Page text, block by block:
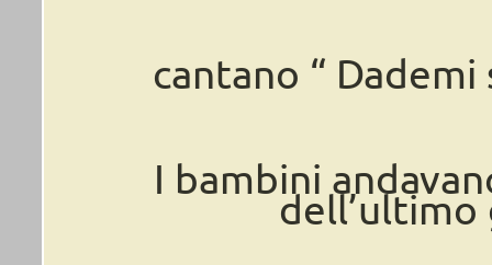
cantano “
I bambini